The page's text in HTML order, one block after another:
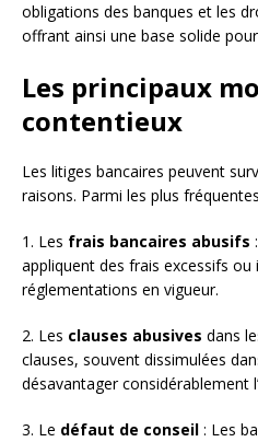
obligations des banques et les
offrant ainsi une base solide
Les principaux
contentieux
Les litiges bancaires peuvent
raisons. Parmi les plus
1. Les frais bancaires abusifs
appliquent des frais excessifs
réglementations en vigueur.
2. Les clauses abusives dans
clauses, souvent dissimulées
désavantager considérablement
3. Le défaut de conseil : Les